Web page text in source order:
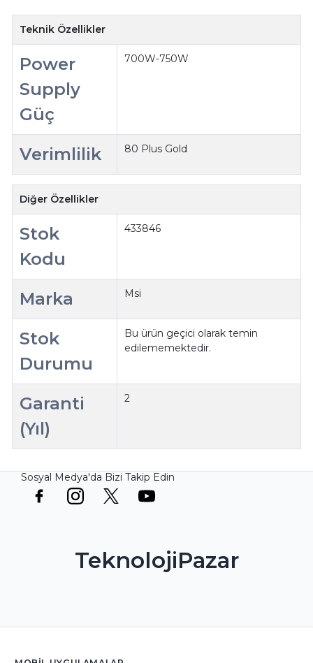
Teknik Özellikler
Power
Supply
Güç
700W-750W
Verimlilik 80 Plus Gold
Diğer Özellikler
Stok
Kodu
433846
Marka Msi
Stok
Durumu
Bu ürün geçici olarak temin
edilememektedir.
Garanti
(Yıl)
2
Sosyal Medya'da Bizi Takip Edin
TeknolojiPazar